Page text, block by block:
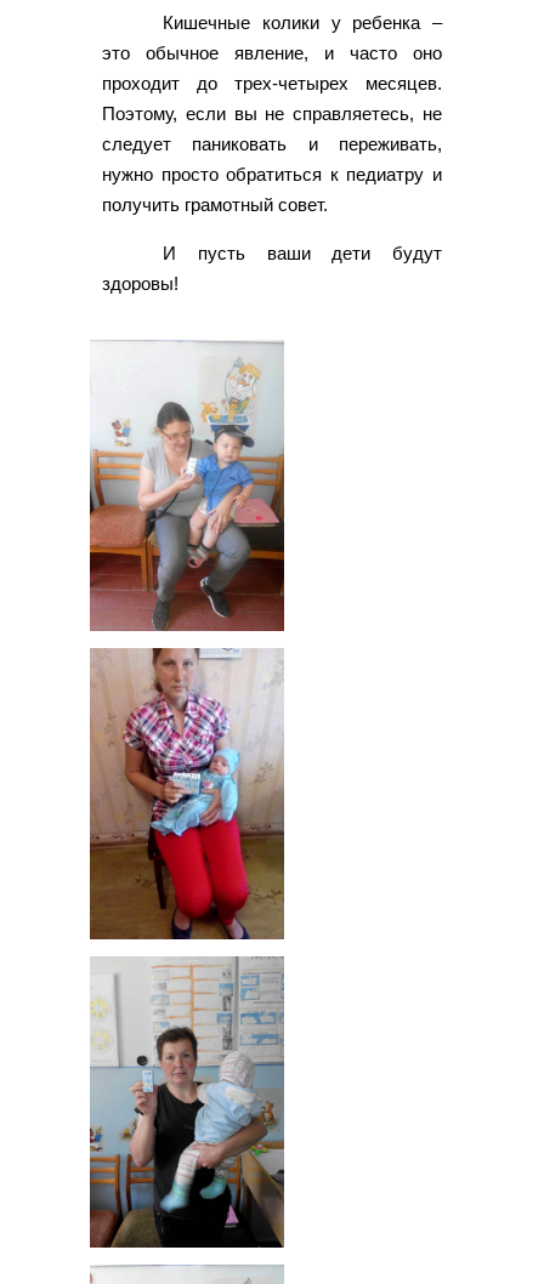
Кишечные колики у ребенка –
это обычное явление, и часто оно
проходит до трех-четырех месяцев.
Поэтому, если вы не справляетесь, не
следует паниковать и переживать,
нужно просто обратиться к педиатру и
получить грамотный совет.
И пусть ваши дети будут
здоровы!